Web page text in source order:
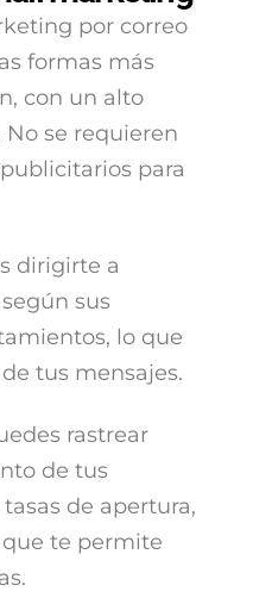
por correo
formas más
con un alto
se requieren
para
dirigirte a
sus
lo que
tus mensajes.
rastrear
de tus
de apertura,
que te permite